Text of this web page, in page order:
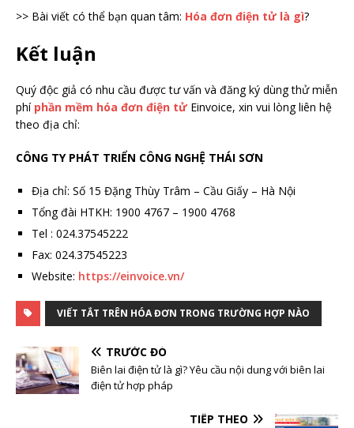
>> Bài viết có thể bạn quan tâm: Hóa đơn điện tử là gì?
Kết luận
Quý độc giả có nhu cầu được tư vấn và đăng ký dùng thử miễn
phí phần mềm hóa đơn điện tửEinvoice, xin vui lòng liên hệ
theo địa chỉ:
CÔNG TY PHÁT TRIỂN CÔNG NGHỆ THÁI SƠN
Địa chỉ: Số 15 Đặng Thùy Trâm – Cầu Giấy – Hà Nội
Tổng đài HTKH: 1900 4767 – 1900 4768
Tel : 024.37545222
Fax: 024.37545223
Website: https://einvoice.vn/
VIẾT TẮT TRÊN HÓA ĐƠN TRONG TRƯỜNG HỢP NÀO
TRƯỚC ĐÓ
Biên lai điện tử là gì? Yêu cầu nội dung với biên lai
điện tử hợp pháp
TIẾP THEO